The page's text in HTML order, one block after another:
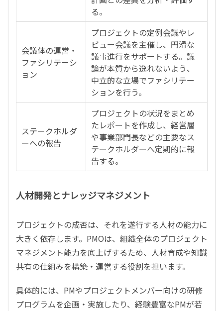
る。
会議体の運営・
ファシリテーシ
ョン
プロジェクトの定例会議やレ
ビュー会議を主催し、円滑な
議事進行をサポートする。議
論が本質から逸れないよう、
中立的な立場でファシリテー
ションを行う。
ステークホルダ
ーへの報告
プロジェクトの状況をまとめ
たレポートを作成し、経営層
や事業部門長などの主要なス
テークホルダーへ定期的に報
告する。
人材開発とナレッジマネジメント
プロジェクトの成否は、それを遂行する人材の能力に
大きく依存します。PMOは、組織全体のプロジェクト
マネジメント能力を底上げするため、人材育成や知識
共有の仕組みを構築・運営する役割を担います。
具体的には、PMやプロジェクトメンバー向けの研修
プログラムを企画・実施したり、経験豊富なPMが若